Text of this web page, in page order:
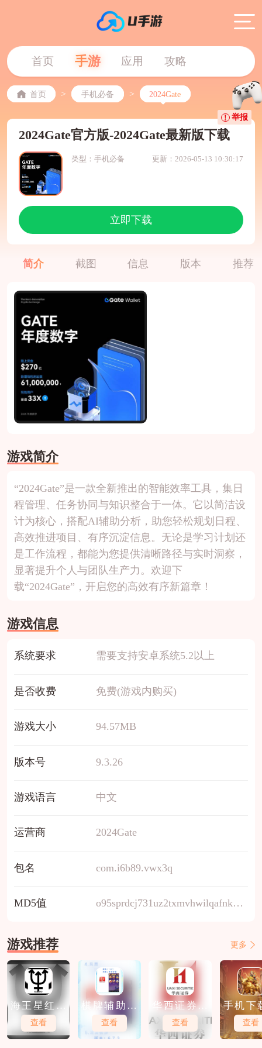
首页 手游 应用 攻略
首页 > 手机必备 > 2024Gate
2024Gate官方版-2024Gate最新版下载
类型：手机必备 更新：2026-05-13 10:30:17
立即下载
举报
简介 截图 信息 版本 推荐
游戏简介
“2024Gate”是一款全新推出的智能效率工具，集日
程管理、任务协同与知识整合于一体。它以简洁设
计为核心，搭配AI辅助分析，助您轻松规划日程、
高效推进项目、有序沉淀信息。无论是学习计划还
是工作流程，都能为您提供清晰路径与实时洞察，
显著提升个人与团队生产力。欢迎下
载“2024Gate”，开启您的高效有序新篇章！
游戏信息
系统要求 需要支持安卓系统5.2以上
是否收费 免费(游戏内购买)
游戏大小 94.57MB
版本号 9.3.26
游戏语言 中文
运营商 2024Gate
包名 com.i6b89.vwx3q
MD5值 o95sprdcj731uz2txmvhwilqafnk4y8b
游戏推荐 更多
海王星红包
软件下载
查看
棋牌辅助软
件免费下载
查看
华西证券软
件免费下载
查看
手机下
股软件
查看